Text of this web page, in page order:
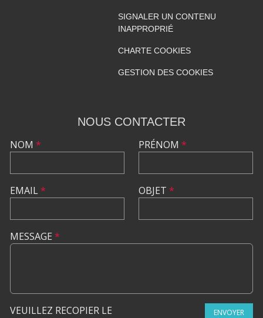
SIGNALER UN CONTENU
INAPPROPRIÉ
CHARTE COOKIES
GESTION DES COOKIES
NOUS CONTACTER
NOM *
EMAIL*
PRÉNOM *
OBJET *
MESSAGE *
VEUILLEZ RECOPIER LE
ENVOYER